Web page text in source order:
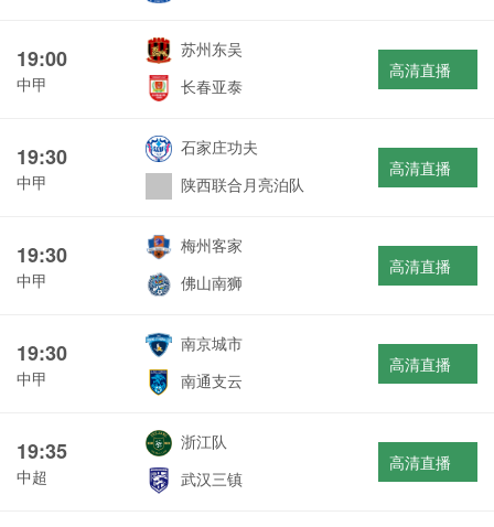
19:00
中甲
苏州东吴
长春亚泰
高清直播
19:30
中甲
石家庄功夫
陕西联合月亮泊队
高清直播
19:30
中甲
梅州客家
佛山南狮
高清直播
19:30
中甲
南京城市
南通支云
高清直播
19:35
中超
浙江队
武汉三镇
高清直播